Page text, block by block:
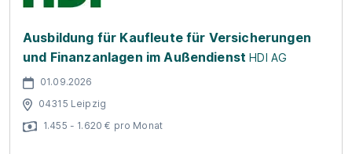
Ausbildung für Kaufleute für Versicherungen
und Finanzanlagen im Außendienst HDI AG
01.09.2026
04315 Leipzig
1.455 - 1.620 € pro Monat